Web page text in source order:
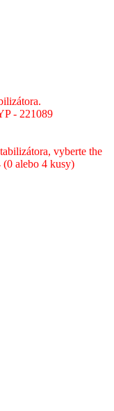
- 221089
vyberte the
alebo 4 kusy)